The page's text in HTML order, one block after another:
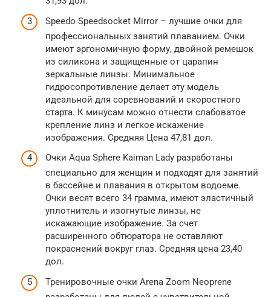
Speedo Speedsocket Mirror – лучшие очки для
профессиональных занятий плаванием. Очки
имеют эргономичную форму, двойной ремешок
из силикона и защищенные от царапин
зеркальные линзы. Минимальное
гидросопротивление делает эту модель
идеальной для соревнований и скоростного
старта. К минусам можно отнести слабоватое
крепление линз и легкое искажение
изображения. Средняя Цена 47,81 дол.
Очки Aqua Sphere Kaiman Lady разработаны
специально для женщин и подходят для занятий
в бассейне и плавания в открытом водоеме.
Очки весят всего 34 грамма, имеют эластичный
уплотнитель и изогнутые линзы, не
искажающие изображение. За счет
расширенного обтюратора не оставляют
покраснений вокруг глаз. Средняя цена 23,40
дол.
Тренировочные очки Arena Zoom Neoprene